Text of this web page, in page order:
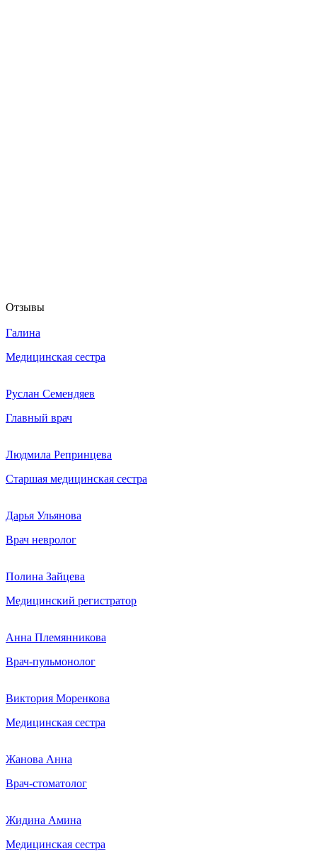
Отзывы
Галина
Медицинская сестра
Руслан Семендяев
Главный врач
Людмила Репринцева
Старшая медицинская сестра
Дарья Ульянова
Врач невролог
Полина Зайцева
Медицинский регистратор
Анна Племянникова
Врач-пульмонолог
Виктория Моренкова
Медицинская сестра
Жанова Анна
Врач-стоматолог
Жидина Амина
Медицинская сестра